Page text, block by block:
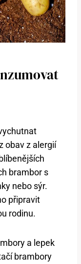
obav z alergií
brambor s
nebo sýr.
připravit
rodinu.
a lepek
brambory